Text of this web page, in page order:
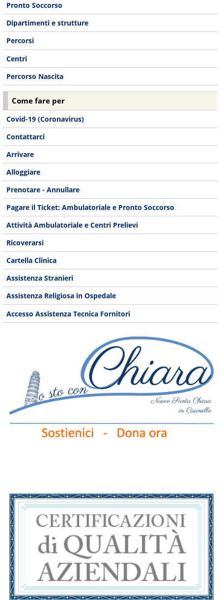
Pronto Soccorso
Dipartimenti e strutture
Percorsi
Centri
Percorso Nascita
Come fare per
Covid-19 (Coronavirus)
Contattarci
Arrivare
Alloggiare
Prenotare - Annullare
Pagare il Ticket: Ambulatoriale e Pronto Soccorso
Attività Ambulatoriale e Centri Prelievi
Ricoverarsi
Cartella Clinica
Assistenza Stranieri
Assistenza Religiosa in Ospedale
Accesso Assistenza Tecnica Fornitori